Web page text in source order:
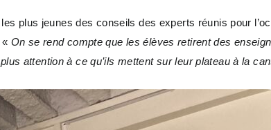
plus jeunes des conseils des experts réunis pour
On se rend compte que les élèves retirent des
attention à ce qu’ils mettent sur leur plateau à la